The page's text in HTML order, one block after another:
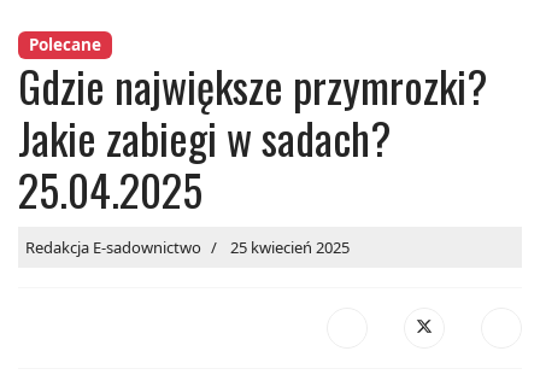
Polecane
Gdzie największe przymrozki?
Jakie zabiegi w sadach?
25.04.2025
Redakcja E-sadownictwo 25 kwiecień 2025